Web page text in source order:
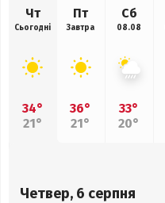
Чт
Сьогодні
34°
21°
Пт
Завтра
36°
21°
Сб
08.08
33°
20°
Четвер, 6 серпня